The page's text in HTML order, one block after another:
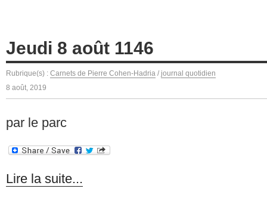
Jeudi 8 août 1146
Rubrique(s) : Carnets de Pierre Cohen-Hadria / journal quotidien
8 août, 2019
par le parc
Lire la suite...